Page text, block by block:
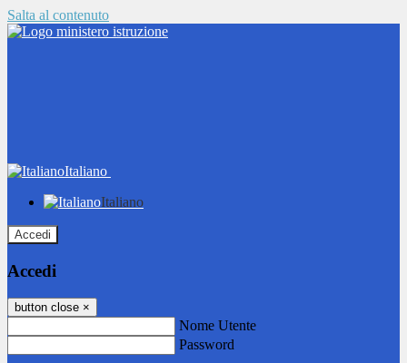
Salta al contenuto
Italiano
Italiano
Accedi
Accedi
button close ×
Nome Utente
Password